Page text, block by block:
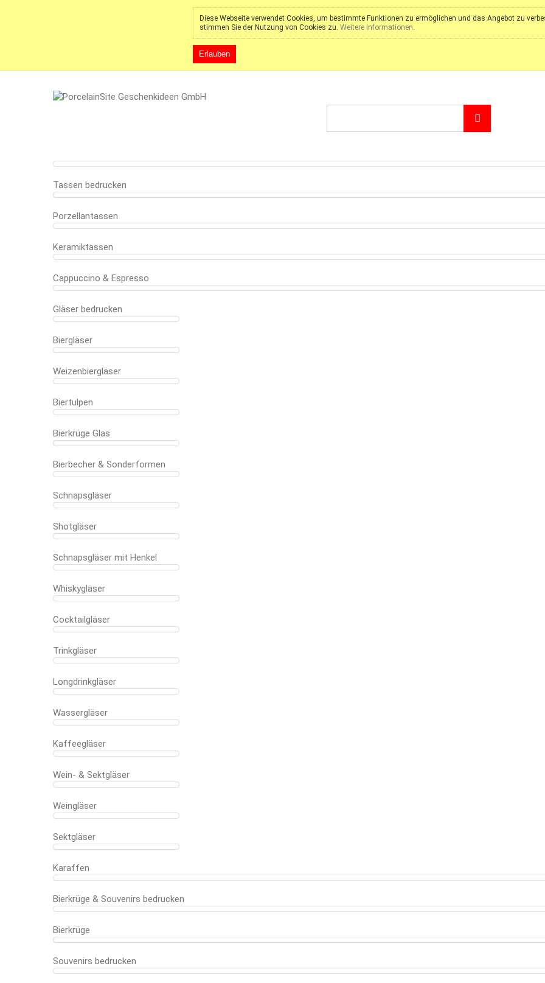
Diese Webseite verwendet Cookies, um bestimmte Funktionen zu ermöglichen und das Angebot zu
stimmen Sie der Nutzung von Cookies zu. Weitere Informationen.
Erlauben
Tassen bedrucken
Porzellantassen
Keramiktassen
Cappuccino & Espresso
Gläser bedrucken
Biergläser
Weizenbiergläser
Biertulpen
Bierkrüge Glas
Bierbecher & Sonderformen
Schnapsgläser
Shotgläser
Schnapsgläser mit Henkel
Whiskygläser
Cocktailgläser
Trinkgläser
Longdrinkgläser
Wassergläser
Kaffeegläser
Wein- & Sektgläser
Weingläser
Sektgläser
Karaffen
Bierkrüge & Souvenirs bedrucken
Bierkrüge
Souvenirs bedrucken